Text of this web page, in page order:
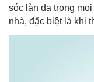
sóc làn da trong
nhà, đặc biệt là khi